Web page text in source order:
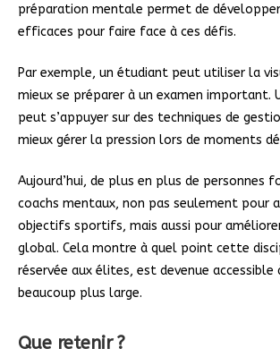
préparation mentale permet de
efficaces pour faire face à ces défis.
Par exemple, un étudiant peut utiliser la
mieux se préparer à un examen important.
peut s’appuyer sur des techniques de
mieux gérer la pression lors de moments
Aujourd’hui, de plus en plus de personnes
coachs mentaux, non pas seulement pour
objectifs sportifs, mais aussi pour
global. Cela montre à quel point cette
réservée aux élites, est devenue accessible
beaucoup plus large.
Que retenir ?